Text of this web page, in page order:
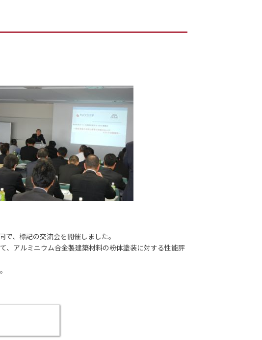
、標記の交流会を開催しました。
アルミニウム合金製建築材料の粉体塗装に対する性能評